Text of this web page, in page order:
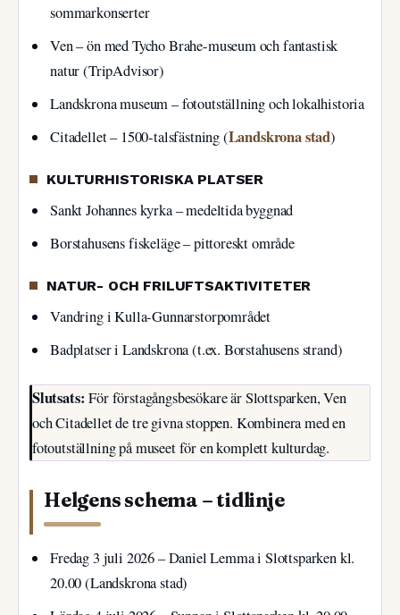
sommarkonserter
Ven – ön med Tycho Brahe-museum och fantastisk
natur (TripAdvisor)
Landskrona museum – fotoutställning och lokalhistoria
Citadellet – 1500-talsfästning (Landskrona stad)
KULTURHISTORISKA PLATSER
Sankt Johannes kyrka – medeltida byggnad
Borstahusens fiskeläge – pittoreskt område
NATUR- OCH FRILUFTSAKTIVITETER
Vandring i Kulla-Gunnarstorpområdet
Badplatser i Landskrona (t.ex. Borstahusens strand)
Slutsats: För förstagångsbesökare är Slottsparken, Ven
och Citadellet de tre givna stoppen. Kombinera med en
fotoutställning på museet för en komplett kulturdag.
Helgens schema – tidlinje
Fredag 3 juli 2026– Daniel Lemma i Slottsparken kl.
20.00 (Landskrona stad)